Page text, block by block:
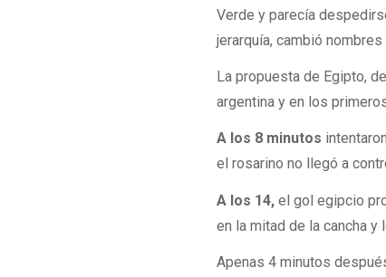
Verde y parecía
jerarquía, cambió
La propuesta de Egipto,
argentina y en los
A los 8 minutos
el rosarino no llegó a
A los 14, el gol egipcio
en la mitad de la cancha y
Apenas 4 minutos